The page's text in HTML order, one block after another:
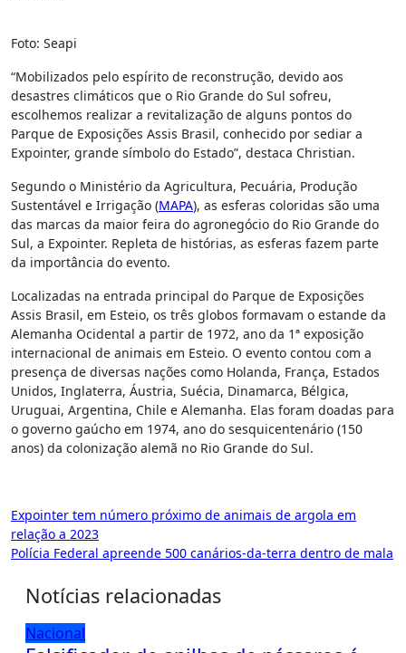
Foto: Seapi
“Mobilizados pelo espírito de reconstrução, devido aos
desastres climáticos que o Rio Grande do Sul sofreu,
escolhemos realizar a revitalização de alguns pontos do
Parque de Exposições Assis Brasil, conhecido por sediar a
Expointer, grande símbolo do Estado”, destaca Christian.
Segundo o Ministério da Agricultura, Pecuária, Produção
Sustentável e Irrigação (MAPA), as esferas coloridas são uma
das marcas da maior feira do agronegócio do Rio Grande do
Sul, a Expointer. Repleta de histórias, as esferas fazem parte
da importância do evento.
Localizadas na entrada principal do Parque de Exposições
Assis Brasil, em Esteio, os três globos formavam o estande da
Alemanha Ocidental a partir de 1972, ano da 1ª exposição
internacional de animais em Esteio. O evento contou com a
presença de diversas nações como Holanda, França, Estados
Unidos, Inglaterra, Áustria, Suécia, Dinamarca, Bélgica,
Uruguai, Argentina, Chile e Alemanha. Elas foram doadas para
o governo gaúcho em 1974, ano do sesquicentenário (150
anos) da colonização alemã no Rio Grande do Sul.
Navegação
de
Expointer tem número próximo de animais de argola em
relação a 2023
Polícia Federal apreende 500 canários-da-terra dentro de mala
Notícias relacionadas
Nacional